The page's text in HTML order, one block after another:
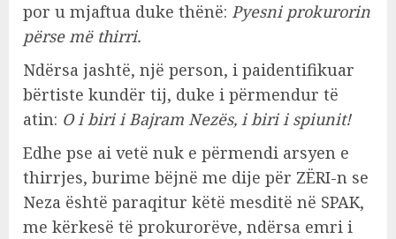
por u mjaftua duke thënë: Pyesni prokurorin
përse më thirri.
Ndërsa jashtë, një person, i paidentifikuar
bërtiste kundër tij, duke i përmendur të
atin: O i biri i Bajram Nezës, i biri i spiunit!
Edhe pse ai vetë nuk e përmendi arsyen e
thirrjes, burime bëjnë me dije për ZËRI-n se
Neza është paraqitur këtë mesditë në SPAK,
me kërkesë të prokurorëve, ndërsa emri i